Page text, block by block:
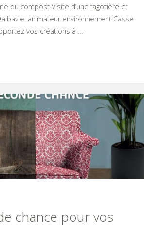
du compost Visite d’une fagotière et
animateur environnement Casse-
vos créations à …
chance pour vos